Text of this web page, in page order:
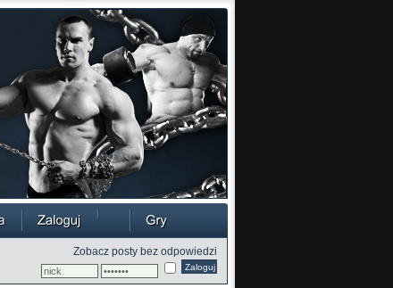
Zobacz posty bez odpowiedzi